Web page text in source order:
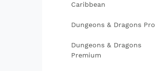
Caribbean
Dungeons & Dragons Pro
Dungeons & Dragons
Premium